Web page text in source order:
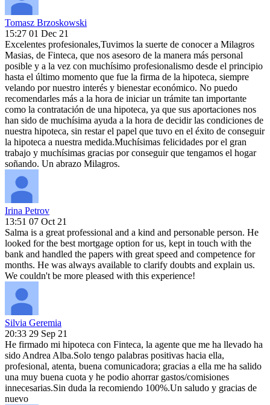
Tomasz Brzoskowski
15:27 01 Dec 21
Excelentes profesionales,Tuvimos la suerte de conocer a Milagros
Masias, de Finteca, que nos asesoro de la manera más personal
posible y a la vez con muchísimo profesionalismo desde el principio
hasta el último momento que fue la firma de la hipoteca, siempre
velando por nuestro interés y bienestar económico. No puedo
recomendarles más a la hora de iniciar un trámite tan importante
como la contratación de una hipoteca, ya que sus aportaciones nos
han sido de muchísima ayuda a la hora de decidir las condiciones de
nuestra hipoteca, sin restar el papel que tuvo en el éxito de conseguir
la hipoteca a nuestra medida.Muchísimas felicidades por el gran
trabajo y muchísimas gracias por conseguir que tengamos el hogar
soñando. Un abrazo Milagros.
Irina Petrov
13:51 07 Oct 21
Salma is a great professional and a kind and personable person. He
looked for the best mortgage option for us, kept in touch with the
bank and handled the papers with great speed and competence for
months. He was always available to clarify doubts and explain us.
We couldn't be more pleased with this experience!
Silvia Geremia
20:33 29 Sep 21
He firmado mi hipoteca con Finteca, la agente que me ha llevado ha
sido Andrea Alba.Solo tengo palabras positivas hacia ella,
profesional, atenta, buena comunicadora; gracias a ella me ha salido
una muy buena cuota y he podio ahorrar gastos/comisiones
innecesarias.Sin duda la recomiendo 100%.Un saludo y gracias de
nuevo